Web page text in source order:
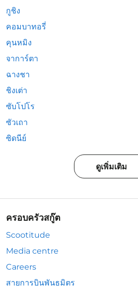
กูชิง
คอมบาทอรี่
คุนหมิง
จาการ์ตา
ฉางชา
ชิงเต่า
ซับโปโร
ซัวเถา
ซิดนีย์
ดูเพิ่มเติม
ครอบครัวสกู๊ต
Scootitude
Media centre
Careers
สายการบินพันธมิตร